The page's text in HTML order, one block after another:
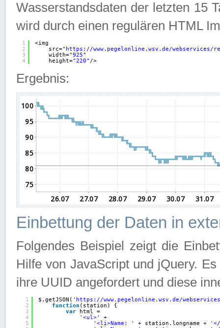
Wasserstandsdaten der letzten 15
wird durch einen regulären HTML
1
2
3
4
<img
src=" https://www.pegelonline.wsv.de/webservices/
width="925"
height="220" />
Ergebnis:
Einbettung der Daten in
Folgendes Beispiel zeigt die
Hilfe von JavaScript und jQuery.
ihre UUID angefordert und diese
1
2
3
4
5
$.getJSON( ' https://www.pegelonline.wsv.de/
function (station) {
var
html =
'<ul>'
+
'<li>Name: '
+ station.longname +